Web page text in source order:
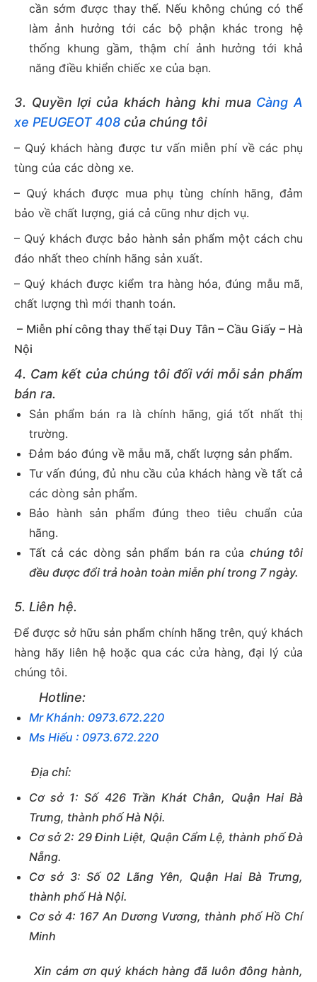
cần sớm được thay thế. Nếu không chúng có thể
làm ảnh hưởng tới các bộ phận khác trong hệ
thống khung gầm, thậm chí ảnh hưởng tới khả
năng điều khiển chiếc xe của bạn.
3. Quyền lợi của khách hàng khi mua Càng A
xe PEUGEOT 408 của chúng tôi
– Quý khách hàng được tư vấn miễn phí về các phụ
tùng của các dòng xe.
– Quý khách được mua phụ tùng chính hãng, đảm
bảo về chất lượng, giá cả cũng như dịch vụ.
– Quý khách được bảo hành sản phẩm một cách chu
đáo nhất theo chính hãng sản xuất.
– Quý khách được kiểm tra hàng hóa, đúng mẫu mã,
chất lượng thì mới thanh toán.
– Miễn phí công thay thế tại Duy Tân – Cầu Giấy – Hà
Nội
4. Cam kết của chúng tôi đối với mỗi sản phẩm
bán ra.
Sản phẩm bán ra là chính hãng, giá tốt nhất thị
trường.
Đảm báo đúng về mẫu mã, chất lượng sản phẩm.
Tư vấn đúng, đủ nhu cầu của khách hàng về tất cả
các dòng sản phẩm.
Bảo hành sản phẩm đúng theo tiêu chuẩn của
hãng.
Tất cả các dòng sản phẩm bán ra của chúng tôi
đều được đổi trả hoàn toàn miễn phí trong 7 ngày.
5. Liên hệ.
Để được sở hữu sản phẩm chính hãng trên, quý khách
hàng hãy liên hệ hoặc qua các cửa hàng, đại lý của
chúng tôi.
Hotline:
Mr Khánh: 0973.672.220
Ms Hiếu : 0973.672.220
Địa chỉ:
Cơ sở 1: Số 426 Trần Khát Chân, Quận Hai Bà
Trưng, thành phố Hà Nội.
Cơ sở 2: 29 Đinh Liệt, Quận Cẩm Lệ, thành phố Đà
Nẵng.
Cơ sở 3: Số 02 Lãng Yên, Quận Hai Bà Trưng,
thành phố Hà Nội.
Cơ sở 4: 167 An Dương Vương, thành phố Hồ Chí
Minh
Xin cảm ơn quý khách hàng đã luôn đông hành,